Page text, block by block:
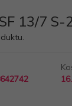
13/7 S-